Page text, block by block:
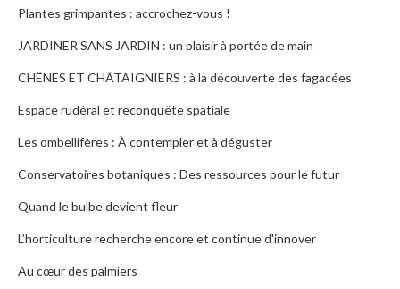
Plantes grimpantes : accrochez-vous !
JARDINER SANS JARDIN : un plaisir à portée de main
CHÊNES ET CHÂTAIGNIERS : à la découverte des fagacées
Espace rudéral et reconquête spatiale
Les ombellifères : À contempler et à déguster
Conservatoires botaniques : Des ressources pour le futur
Quand le bulbe devient fleur
L’horticulture recherche encore et continue d'innover
Au cœur des palmiers